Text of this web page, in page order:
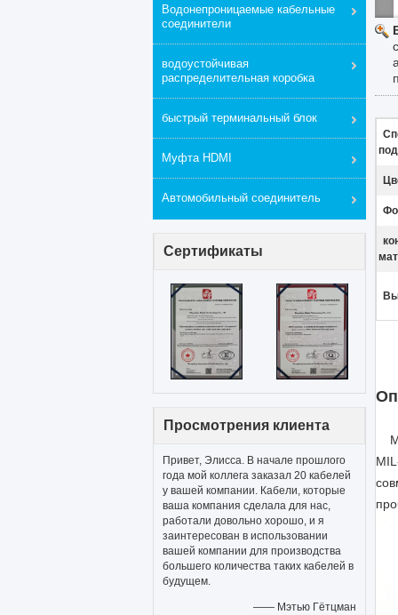
Водонепроницаемые кабельные
соединители
водоустойчивая
распределительная коробка
быстрый терминальный блок
Муфта HDMI
Автомобильный соединитель
Сертификаты
Просмотрения клиента
Привет, Элисса. В начале прошлого
года мой коллега заказал 20 кабелей
у вашей компании. Кабели, которые
ваша компания сделала для нас,
работали довольно хорошо, и я
заинтересован в использовании
вашей компании для производства
большего количества таких кабелей в
будущем.
—— Мэтью Гётцман